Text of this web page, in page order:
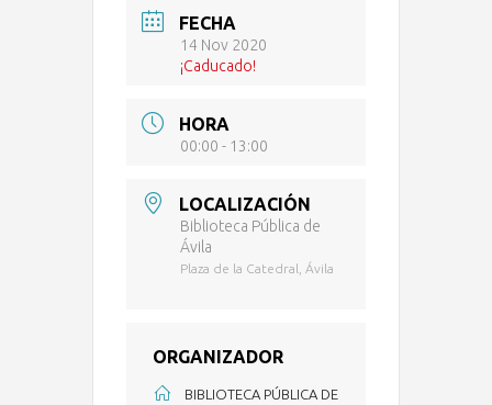
FECHA
14 Nov 2020
¡Caducado!
HORA
00:00 - 13:00
LOCALIZACIÓN
Biblioteca Pública de
Ávila
Plaza de la Catedral, Ávila
ORGANIZADOR
BIBLIOTECA PÚBLICA DE